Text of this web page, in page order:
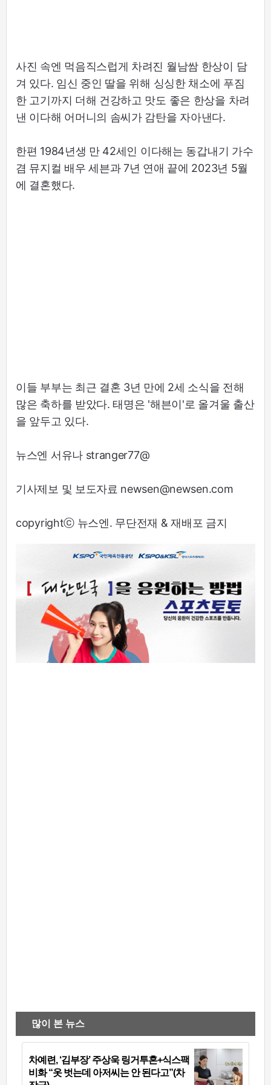
사진 속엔 먹음직스럽게 차려진 월남쌈 한상이 담
겨 있다. 임신 중인 딸을 위해 싱싱한 채소에 푸짐
한 고기까지 더해 건강하고 맛도 좋은 한상을 차려
낸 이다해 어머니의 솜씨가 감탄을 자아낸다.
한편 1984년생 만 42세인 이다해는 동갑내기 가수
겸 뮤지컬 배우 세븐과 7년 연애 끝에 2023년 5월
에 결혼했다.
이들 부부는 최근 결혼 3년 만에 2세 소식을 전해
많은 축하를 받았다. 태명은 '해븐이'로 올겨울 출산
을 앞두고 있다.
뉴스엔 서유나 stranger77@
기사제보 및 보도자료 newsen@newsen.com
copyrightⓒ 뉴스엔. 무단전재 & 재배포 금지
많이 본 뉴스
차예련, ‘김부장’ 주상욱 링거투혼+식스팩
비화 “옷 벗는데 아저씨는 안 된다고”(차